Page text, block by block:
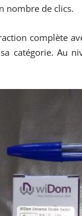
nombre de clics.
complète
catégorie. Au